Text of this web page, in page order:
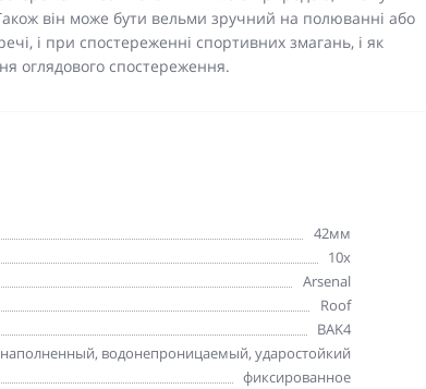
він може бути вельми зручний на полюванні або
і при спостереженні спортивних змагань, і як
оглядового спостереження.
42мм
10x
Arsenal
Roof
BAK4
водонепроницаемый, ударостойкий
фиксированное